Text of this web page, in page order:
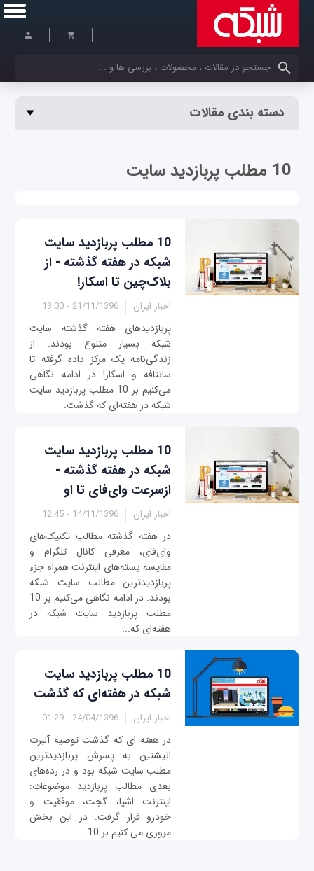
کلمات کلیدی خود را وارد کنید
دسته بندی مقالات
10 مطلب پربازدید سایت
10 مطلب پربازدید سایت
شبکه در هفته گذشته - از
بلاک‌چین تا اسکار!
اخبار ایران 21/11/1396 - 13:00
پربازدیدهای هفته گذشته سایت
شبکه بسیار متنوع بودند. از
زندگی‌نامه یک مرکز داده گرفته تا
سانتافه و اسکار! در ادامه نگاهی
می‌کنیم بر 10 مطلب پربازدید سایت
شبکه در هفته‌ای که گذشت.
10 مطلب پربازدید سایت
شبکه در هفته گذشته -
ازسرعت وای‌فای تا او
اخبار ایران 14/11/1396 - 12:45
در هفته گذشته مطالب تکنیک‌های
وای‌فای، معرفی کانال تلگرام و
مقایسه بسته‌های اینترنت همراه جزء
پربازدیدترین مطالب سایت شبکه
بودند. در ادامه نگاهی می‌کنیم بر 10
مطلب پربازدید سایت شبکه در
هفته‌ای که...
10 مطلب پربازدید سایت
شبکه در هفته‌ای که گذشت
اخبار ایران 24/04/1396 - 01:29
در هفته ای که گذشت توصیه آلبرت
انیشتین به پسرش پربازدیدترین
مطلب سایت شبکه بود و در رده‌های
بعدی مطالب پربازدید موضوعات:
اینترنت اشیا، گجت، موفقیت و
خودرو قرار گرفت. در این بخش
مروری می کنیم بر 10...